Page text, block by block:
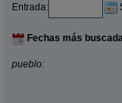
Entrada:
Fechas más
pueblo: